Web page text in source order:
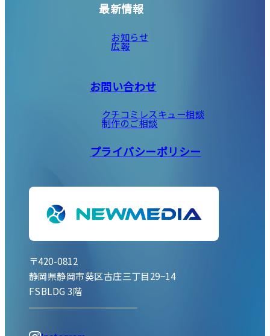
〒420-0812
静岡県静岡市葵区古庄三丁目29−14
FSBLDG 3階
最新情報
お知らせ
広報
お問い合わせ
クチコミレスキュー相談
制作のご相談
プライバシーポリシー